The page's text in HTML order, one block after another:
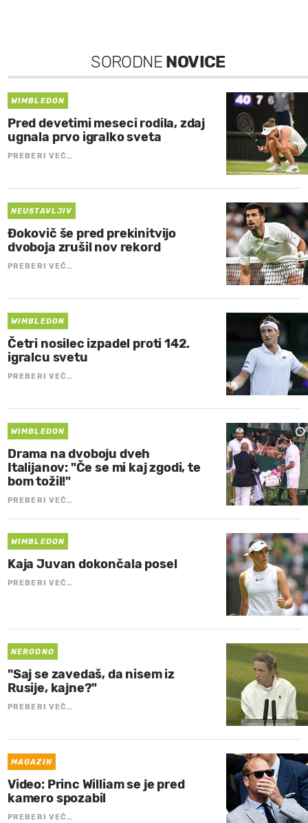
SORODNE NOVICE
WIMBLEDON
Pred devetimi meseci rodila, zdaj
ugnala prvo igralko sveta
PREBERI VEČ…
NEUSTAVLJIV
Đokovič še pred prekinitvijo
dvoboja zrušil nov rekord
PREBERI VEČ…
WIMBLEDON
Četri nosilec izpadel proti 142.
igralcu svetu
PREBERI VEČ…
WIMBLEDON
Drama na dvoboju dveh
Italijanov: "Če se mi kaj zgodi, te
bom tožil!"
PREBERI VEČ…
WIMBLEDON
Kaja Juvan dokončala posel
PREBERI VEČ…
NERODNO
"Saj se zavedaš, da nisem iz
Rusije, kajne?"
PREBERI VEČ…
MAGAZIN
Video: Princ William se je pred
kamero spozabil
PREBERI VEČ…